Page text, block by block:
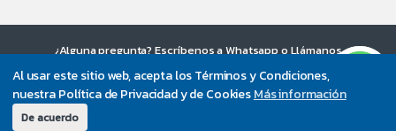
Al usar este sitio web, acepta los Términos y Condiciones,
nuestra Política de Privacidad y de CookiesMás información
De acuerdo
¿Alguna pregunta? Escríbenos a Whatsapp o Llámanos
UltraPC +56 9 7373 4200